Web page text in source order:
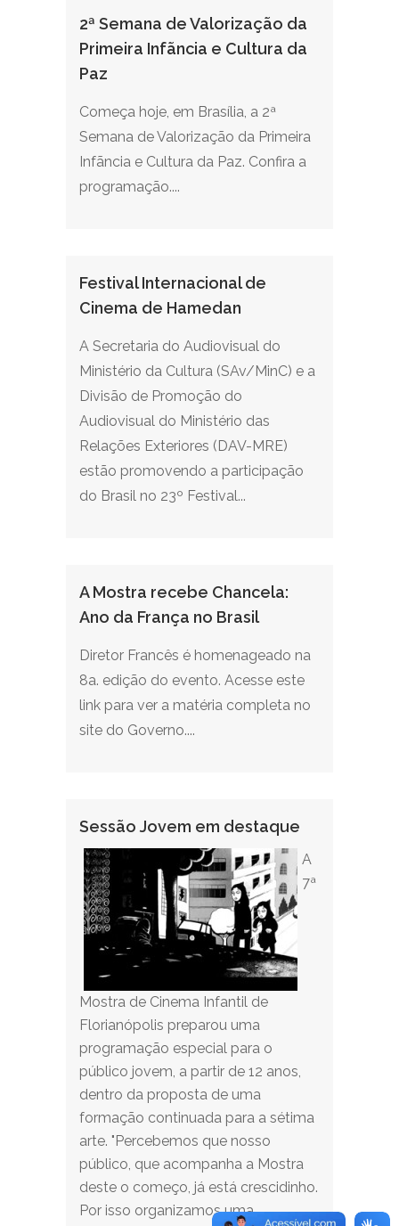
2ª Semana de Valorização da
Primeira Infãncia e Cultura da
Paz
Começa hoje, em Brasília, a 2ª
Semana de Valorização da Primeira
Infãncia e Cultura da Paz. Confira a
programação....
Festival Internacional de
Cinema de Hamedan
A Secretaria do Audiovisual do
Ministério da Cultura (SAv/MinC) e a
Divisão de Promoção do
Audiovisual do Ministério das
Relações Exteriores (DAV-MRE)
estão promovendo a participação
do Brasil no 23º Festival...
A Mostra recebe Chancela:
Ano da França no Brasil
Diretor Francês é homenageado na
8a. edição do evento. Acesse este
link para ver a matéria completa no
site do Governo....
Sessão Jovem em destaque
A
7ª
Mostra de Cinema Infantil de
Florianópolis preparou uma
programação especial para o
público jovem, a partir de 12 anos,
dentro da proposta de uma
formação continuada para a sétima
arte. "Percebemos que nosso
público, que acompanha a Mostra
deste o começo, já está crescidinho.
Por isso organizamos uma